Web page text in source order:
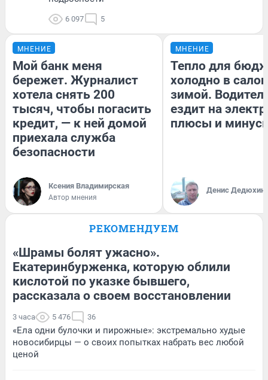
6 097 5
МНЕНИЕ
Мой банк меня
бережет. Журналист
хотела снять 200
тысяч, чтобы погасить
кредит, — к ней домой
приехала служба
безопасности
Ксения Владимирская
Автор мнения
МНЕНИЕ
Тепло для
холодно в
зимой.
ездит на
плюсы и
Денис Дедюхин
РЕКОМЕНДУЕМ
«Шрамы болят ужасно».
Екатеринбурженка, которую облили
кислотой по указке бывшего,
рассказала о своем восстановлении
3 часа 5 476 36
«Ела одни булочки и пирожные»: экстремально худые
новосибирцы — о своих попытках набрать вес любой
ценой